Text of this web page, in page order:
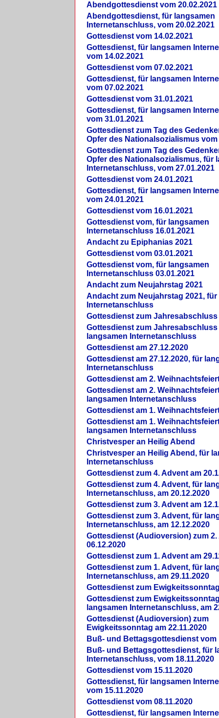
Abendgottesdienst vom 20.02.2021
Abendgottesdienst, für langsamen
Internetanschluss, vom 20.02.2021
Gottesdienst vom 14.02.2021
Gottesdienst, für langsamen
vom 14.02.2021
Gottesdienst vom 07.02.2021
Gottesdienst, für langsamen
vom 07.02.2021
Gottesdienst vom 31.01.2021
Gottesdienst, für langsamen
vom 31.01.2021
Gottesdienst zum Tag des
Opfer des Nationalsozialismus vom
Gottesdienst zum Tag des
Opfer des Nationalsozialismus, für
Internetanschluss, vom 27.01.2021
Gottesdienst vom 24.01.2021
Gottesdienst, für langsamen
vom 24.01.2021
Gottesdienst vom 16.01.2021
Gottesdienst vom, für langsamen
Internetanschluss 16.01.2021
Andacht zu Epiphanias 2021
Gottesdienst vom 03.01.2021
Gottesdienst vom, für langsamen
Internetanschluss 03.01.2021
Andacht zum Neujahrstag 2021
Andacht zum Neujahrstag 2021,
Internetanschluss
Gottesdienst zum Jahresabschluss
Gottesdienst zum Jahresabschluss
langsamen Internetanschluss
Gottesdienst am 27.12.2020
Gottesdienst am 27.12.2020, für
Internetanschluss
Gottesdienst am 2.
Gottesdienst am 2.
langsamen Internetanschluss
Gottesdienst am 1.
Gottesdienst am 1.
langsamen Internetanschluss
Christvesper an Heilig Abend
Christvesper an Heilig Abend, für
Internetanschluss
Gottesdienst zum 4. Advent am
Gottesdienst zum 4. Advent, für
Internetanschluss, am 20.12.2020
Gottesdienst zum 3. Advent am
Gottesdienst zum 3. Advent, für
Internetanschluss, am 12.12.2020
Gottesdienst (Audioversion) zum 2.
06.12.2020
Gottesdienst zum 1. Advent am
Gottesdienst zum 1. Advent, für
Internetanschluss, am 29.11.2020
Gottesdienst zum
Gottesdienst zum
langsamen Internetanschluss, am
Gottesdienst (Audioversion) zum
Ewigkeitssonntag am 22.11.2020
Buß- und Bettagsgottesdienst vom
Buß- und Bettagsgottesdienst, für
Internetanschluss, vom 18.11.2020
Gottesdienst vom 15.11.2020
Gottesdienst, für langsamen
vom 15.11.2020
Gottesdienst vom 08.11.2020
Gottesdienst, für langsamen